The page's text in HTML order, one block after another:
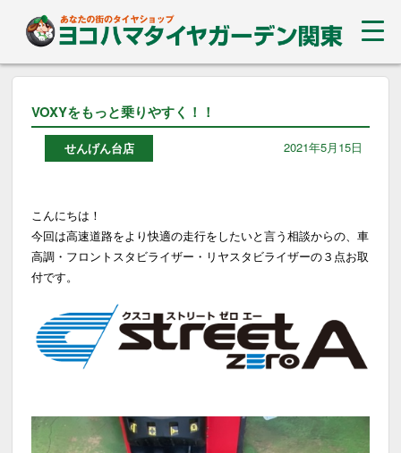
VOXYをもっと乗りやすく！！
せんげん台店 2021年5月15日
こんにちは！
今回は高速道路をより快適の走行をしたいと言う相談からの、車
高調・フロントスタビライザー・リヤスタビライザーの３点お取
付です。